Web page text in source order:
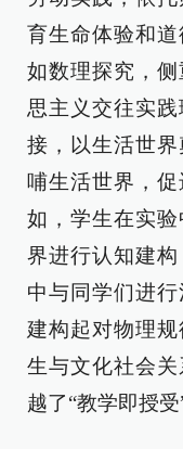
育生命体验和
如数理探究，
思主义交往实
接，以生活世
哺生活世界，
如，学生在实
界进行认知建构
中与同学们进
建构起对物理
生与文化社会
越了“教学即授受